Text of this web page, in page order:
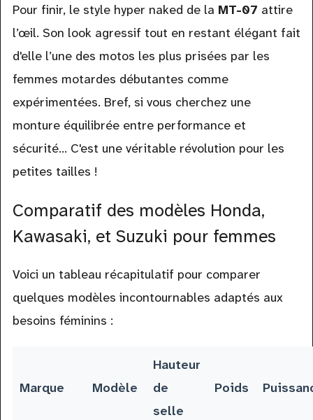
Pour finir, le style hyper naked de la MT-07 attire
l’œil. Son look agressif tout en restant élégant fait
d'elle l’une des motos les plus prisées par les
femmes motardes débutantes comme
expérimentées. Bref, si vous cherchez une
monture équilibrée entre performance et
sécurité... C'est une véritable révolution pour les
petites tailles !
Comparatif des modèles Honda,
Kawasaki, et Suzuki pour femmes
Voici un tableau récapitulatif pour comparer
quelques modèles incontournables adaptés aux
besoins féminins :
Marque Modèle
Hauteur
de
selle
Poids